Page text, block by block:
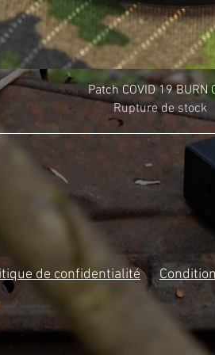
Patch COVID 19 BURN
Rupture de stock
de confidentialité